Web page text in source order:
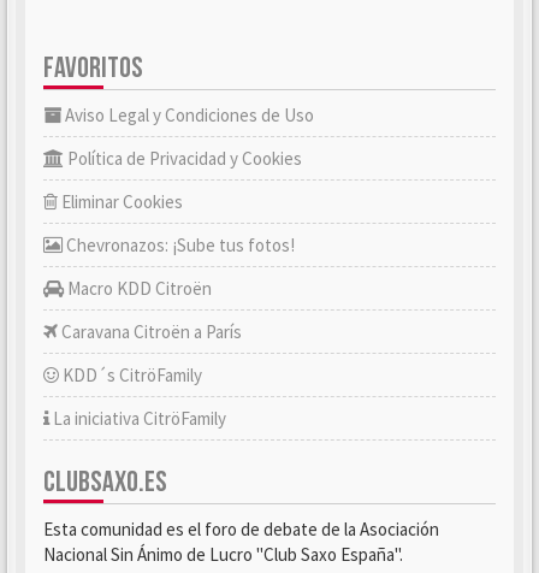
FAVORITOS
Aviso Legal y Condiciones de Uso
Política de Privacidad y Cookies
Eliminar Cookies
Chevronazos: ¡Sube tus fotos!
Macro KDD Citroën
Caravana Citroën a París
KDD´s CitröFamily
La iniciativa CitröFamily
CLUBSAXO.ES
Esta comunidad es el foro de debate de la Asociación
Nacional Sin Ánimo de Lucro "Club Saxo España".